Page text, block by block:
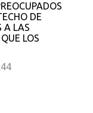
DE
A LAS
LOS